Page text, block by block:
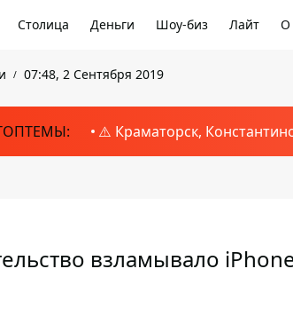
Столица Деньги Шоу-биз Лайт О
07:48, 2 Сентября 2019
⚠️ Краматорск,
взламывало